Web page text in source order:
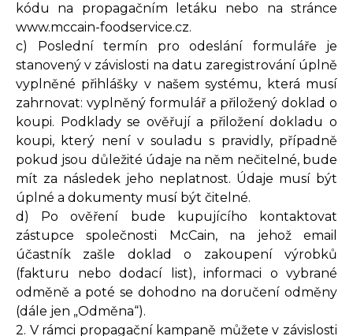
kódu na propagačním letáku nebo na stránce
www.mccain-foodservice.cz.
c) Poslední termín pro odeslání formuláře je
stanovený v závislosti na datu zaregistrování úplně
vyplněné přihlášky v našem systému, která musí
zahrnovat: vyplněný formulář a přiložený doklad o
koupi. Podklady se ověřují a přiložení dokladu o
koupi, který není v souladu s pravidly, případně
pokud jsou důležité údaje na něm nečitelné, bude
mít za následek jeho neplatnost. Údaje musí být
úplné a dokumenty musí být čitelné.
d) Po ověření bude kupujícího kontaktovat
zástupce společnosti McCain, na jehož email
účastník zašle doklad o zakoupení výrobků
(fakturu nebo dodací list), informaci o vybrané
odměně a poté se dohodno na doručení odměny
(dále jen „Odměna“).
2. V rámci propagační kampaně můžete v závislosti